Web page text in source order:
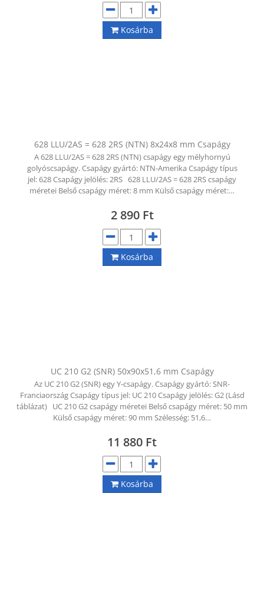
Kosárba
628 LLU/2AS = 628 2RS (NTN) 8x24x8 mm Csapágy
A 628 LLU/2AS = 628 2RS (NTN) csapágy egy mélyhornyú
golyóscsapágy. Csapágy gyártó: NTN-Amerika Csapágy típus
jel: 628 Csapágy jelölés: 2RS 628 LLU/2AS = 628 2RS csapágy
méretei Belső csapágy méret: 8 mm Külső csapágy méret:…
2 890 Ft
Kosárba
UC 210 G2 (SNR) 50x90x51,6 mm Csapágy
Az UC 210 G2 (SNR) egy Y-csapágy. Csapágy gyártó: SNR-
Franciaország Csapágy típus jel: UC 210 Csapágy jelölés: G2 (Lásd
táblázat) UC 210 G2 csapágy méretei Belső csapágy méret: 50 mm
Külső csapágy méret: 90 mm Szélesség: 51,6…
11 880 Ft
Kosárba